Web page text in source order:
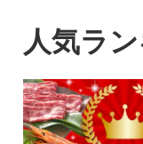
人気ラ